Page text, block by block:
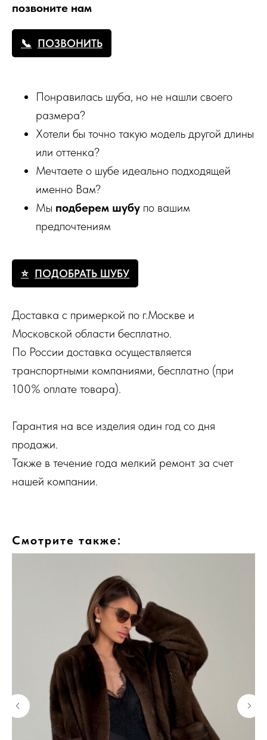
позвоните нам
ПОЗВОНИТЬ
Понравилась шуба, но не нашли своего
размера?
Хотели бы точно такую модель другой длины
или оттенка?
Мечтаете о шубе идеально подходящей
именно Вам?
Мы подберем шубу по вашим
предпочтениям
ПОДОБРАТЬ ШУБУ
Доставка с примеркой по г.Москве и
Московской области бесплатно.
По России доставка осуществляется
транспортными компаниями, бесплатно (при
100% оплате товара).
Гарантия на все изделия один год со дня
продажи.
Также в течение года мелкий ремонт за счет
нашей компании.
Смотрите также: